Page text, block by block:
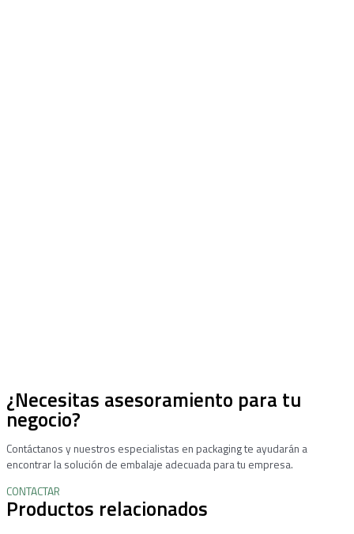
¿Necesitas asesoramiento para tu
negocio?
Contáctanos y nuestros especialistas en packaging te ayudarán a
encontrar la solución de embalaje adecuada para tu empresa.
CONTACTAR
Productos relacionados